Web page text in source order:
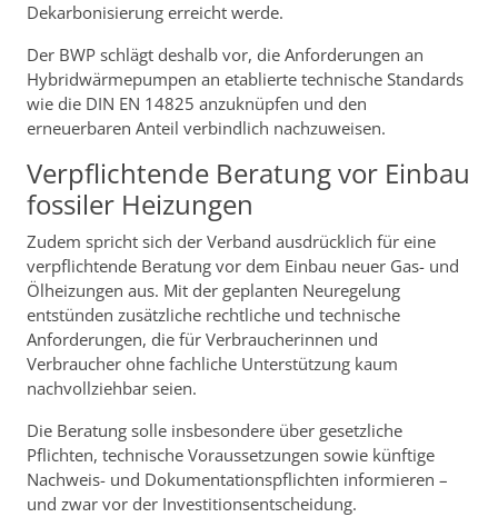
Dekarbonisierung erreicht werde.
Der BWP schlägt deshalb vor, die Anforderungen an
Hybridwärmepumpen an etablierte technische Standards
wie die DIN EN 14825 anzuknüpfen und den
erneuerbaren Anteil verbindlich nachzuweisen.
Verpflichtende Beratung vor Einbau
fossiler Heizungen
Zudem spricht sich der Verband ausdrücklich für eine
verpflichtende Beratung vor dem Einbau neuer Gas- und
Ölheizungen aus. Mit der geplanten Neuregelung
entstünden zusätzliche rechtliche und technische
Anforderungen, die für Verbraucherinnen und
Verbraucher ohne fachliche Unterstützung kaum
nachvollziehbar seien.
Die Beratung solle insbesondere über gesetzliche
Pflichten, technische Voraussetzungen sowie künftige
Nachweis- und Dokumentationspflichten informieren –
und zwar vor der Investitionsentscheidung.